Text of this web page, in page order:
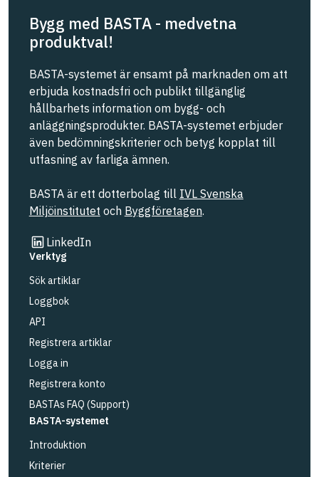
Bygg med BASTA - medvetna
produktval!
BASTA-systemet är ensamt på marknaden om att
erbjuda kostnadsfri och publikt tillgänglig
hållbarhets information om bygg- och
anläggningsprodukter. BASTA-systemet erbjuder
även bedömningskriterier och betyg kopplat till
utfasning av farliga ämnen.
BASTA är ett dotterbolag till IVL Svenska
Miljöinstitutet och Byggföretagen.
LinkedIn
Länk till annan webbplats
Verktyg
Sök artiklar
Loggbok
API
Registrera artiklar
Logga in
Registrera konto
BASTAs FAQ (Support)
BASTA-systemet
Introduktion
Kriterier